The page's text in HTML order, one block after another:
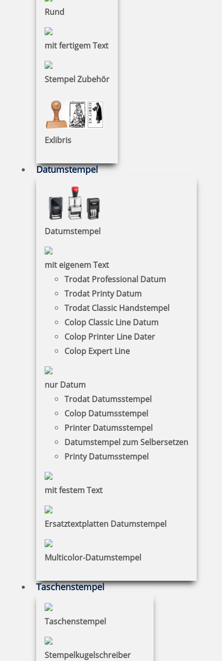
Rund
mit fertigem Text
Stempel Zubehör
Exlibris
Datumstempel
Datumstempel
mit eigenem Text
Trodat Professional Datum
Trodat Printy Datum
Trodat Classic Handstempel
Colop Classic Line Datum
Colop Printer Line Dater
Colop Expert Line
nur Datum
Trodat Datumsstempel
Colop Datumsstempel
Printer Datumsstempel
Datumstempel zum Selbersetzen
Printy Datumsstempel
mit festem Text
Ersatztextplatten Datumstempel
Multicolor-Datumstempel
Taschenstempel
Taschenstempel
Stempelkugelschreiber